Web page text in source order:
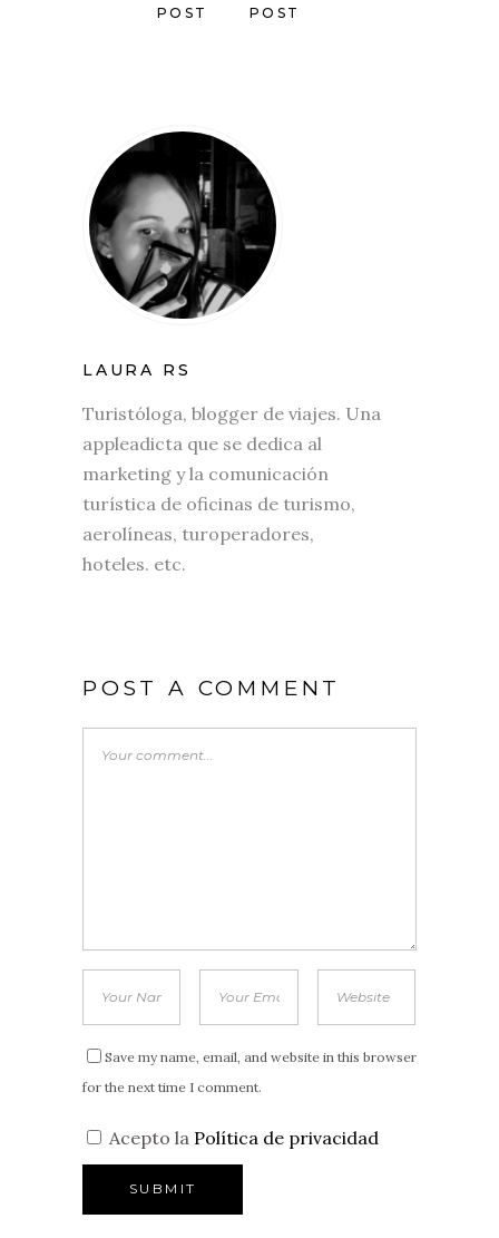
POST
POST
LAURA RS
Turistóloga, blogger de viajes. Una
appleadicta que se dedica al
marketing y la comunicación
turística de oficinas de turismo,
aerolíneas, turoperadores,
hoteles. etc.
POST A COMMENT
Save my name, email, and website in this browser
for the next time I comment.
Acepto la Política de privacidad